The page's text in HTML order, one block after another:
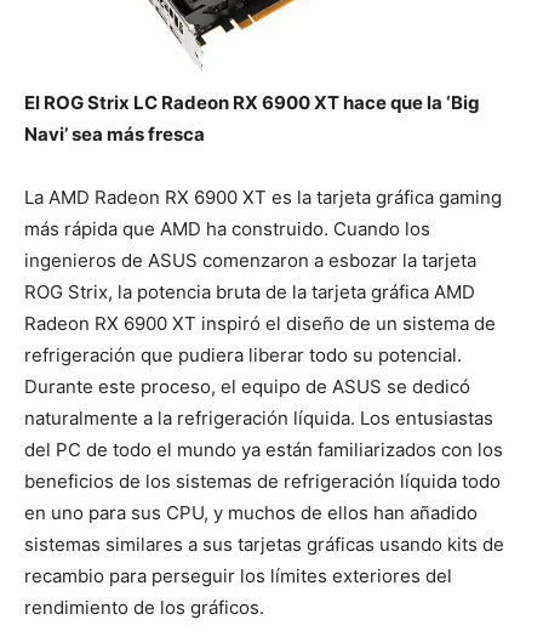
El ROG Strix LC Radeon RX 6900 XT hace que la ‘Big
Navi’ sea más fresca
La AMD Radeon RX 6900 XT es la tarjeta gráfica gaming
más rápida que AMD ha construido. Cuando los
ingenieros de ASUS comenzaron a esbozar la tarjeta
ROG Strix, la potencia bruta de la tarjeta gráfica AMD
Radeon RX 6900 XT inspiró el diseño de un sistema de
refrigeración que pudiera liberar todo su potencial.
Durante este proceso, el equipo de ASUS se dedicó
naturalmente a la refrigeración líquida. Los entusiastas
del PC de todo el mundo ya están familiarizados con los
beneficios de los sistemas de refrigeración líquida todo
en uno para sus CPU, y muchos de ellos han añadido
sistemas similares a sus tarjetas gráficas usando kits de
recambio para perseguir los límites exteriores del
rendimiento de los gráficos.